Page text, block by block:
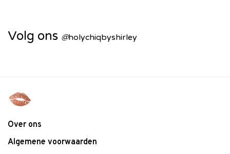
Volg ons @holychiqbyshirley
Over ons
Algemene voorwaarden